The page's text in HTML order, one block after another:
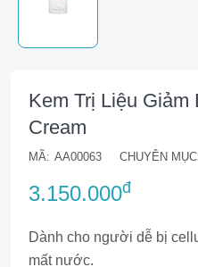
Kem Trị Liệu Giảm
Cream
MÃ: AA00063 CHUYÊN
3.150.000đ
Dành cho người dễ bị
mất nước.